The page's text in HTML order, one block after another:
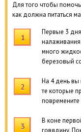
Для того чтобы
как должна питаться
Первые 3
много
березовый
На 4 день вы
те которые
повремените
В коне